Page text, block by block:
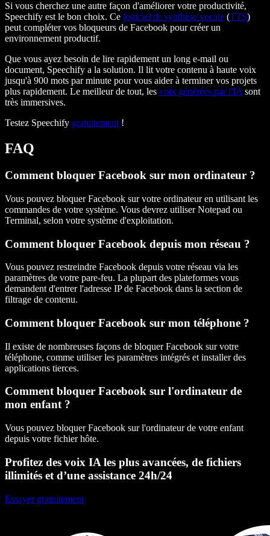
Si vous cherchez une autre façon d'améliorer votre productivité,
Speechify est le bon choix. Ce logiciel de synthèse vocale (TTS)
peut compléter vos bloqueurs de Facebook pour créer un
environnement productif.
Que vous ayez besoin de lire rapidement un long e-mail ou
document, Speechify a la solution. Il lit votre contenu à haute voix
jusqu'à 900 mots par minute pour vous aider à terminer vos projets
plus rapidement. Le meilleur de tout, les voix générées par l'IA sont
très immersives.
Testez Speechify gratuitement !
FAQ
Comment bloquer Facebook sur mon ordinateur ?
Vous pouvez bloquer Facebook sur votre ordinateur en utilisant les
commandes de votre système. Vous devrez utiliser Notepad ou
Terminal, selon votre système d'exploitation.
Comment bloquer Facebook depuis mon réseau ?
Vous pouvez restreindre Facebook depuis votre réseau via les
paramètres de votre pare-feu. La plupart des plateformes vous
demandent d'entrer l'adresse IP de Facebook dans la section de
filtrage de contenu.
Comment bloquer Facebook sur mon téléphone ?
Il existe de nombreuses façons de bloquer Facebook sur votre
téléphone, comme utiliser les paramètres intégrés et installer des
applications tierces.
Comment bloquer Facebook sur l'ordinateur de
mon enfant ?
Vous pouvez bloquer Facebook sur l'ordinateur de votre enfant
depuis votre fichier hôte.
Profitez des voix IA les plus avancées, de fichiers
illimités et d’une assistance 24h/24
Essayer gratuitement